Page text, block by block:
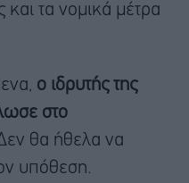
και τα νομικά μέτρα
ο ιδρυτής της
στο
θα ήθελα να
υπόθεση.